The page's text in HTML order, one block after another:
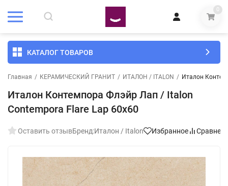
0
КАТАЛОГ ТОВАРОВ
Главная / КЕРАМИЧЕСКИЙ ГРАНИТ / ИТАЛОН / ITALON / Италон
Италон Контемпора Флэйр Лап / Italon
Contempora Flare Lap 60x60
Оставить отзывБренд:Италон / Italon Избранное